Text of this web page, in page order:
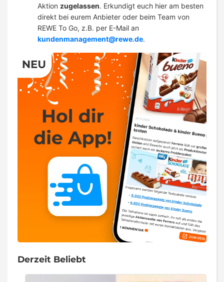
Aktion zugelassen. Erkundigt euch hier am besten
direkt bei eurem Anbieter oder beim Team von
REWE To Go, z.B. per E-Mail an
kundenmanagement@rewe.de.
Derzeit Beliebt